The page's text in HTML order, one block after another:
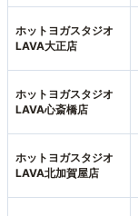
ホットヨガスタジオ
LAVA大正店
ホットヨガスタジオ
LAVA心斎橋店
ホットヨガスタジオ
LAVA北加賀屋店